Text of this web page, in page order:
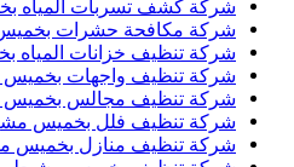
شركة كشف تسربات المياه
شركة مكافحة حشرات
شركة تنظيف خزانات
شركة تنظيف واجهات
شركة تنظيف مجالس
شركة تنظيف فلل بخميس
شركة تنظيف منازل بخميس